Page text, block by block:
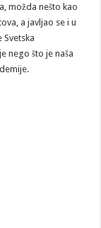
možda nešto kao
a javljao se i u
nego što je naša